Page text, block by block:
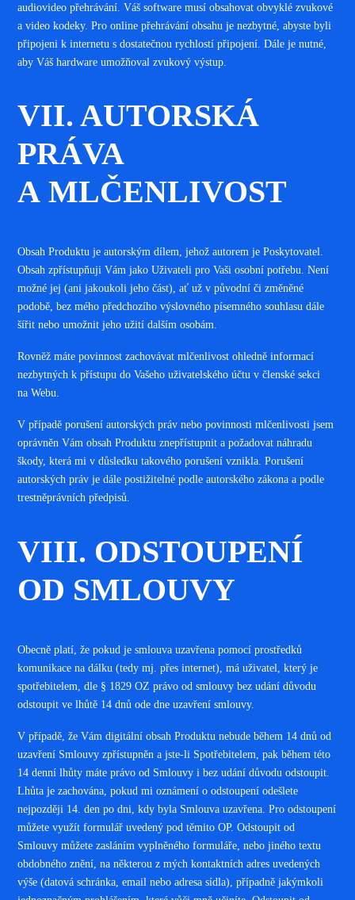
audiovideo přehrávání. Váš software musí obsahovat obvyklé zvukové
a video kodeky. Pro online přehrávání obsahu je nezbytné, abyste byli
připojeni k internetu s dostatečnou rychlostí připojení. Dále je nutné,
aby Váš hardware umožňoval zvukový výstup.
VII. AUTORSKÁ
PRÁVA
A MLČENLIVOST
Obsah Produktu je autorským dílem, jehož autorem je Poskytovatel.
Obsah zpřístupňuji Vám jako Uživateli pro Vaši osobní potřebu. Není
možné jej (ani jakoukoli jeho část), ať už v původní či změněné
podobě, bez mého předchozího výslovného písemného souhlasu dále
šířit nebo umožnit jeho užití dalším osobám.
Rovněž máte povinnost zachovávat mlčenlivost ohledně informací
nezbytných k přístupu do Vašeho uživatelského účtu v členské sekci
na Webu.
V případě porušení autorských práv nebo povinnosti mlčenlivosti jsem
oprávněn Vám obsah Produktu znepřístupnit a požadovat náhradu
škody, která mi v důsledku takového porušení vznikla. Porušení
autorských práv je dále postižitelné podle autorského zákona a podle
trestněprávních předpisů.
VIII. ODSTOUPENÍ
OD SMLOUVY
Obecně platí, že pokud je smlouva uzavřena pomocí prostředků
komunikace na dálku (tedy mj. přes internet), má uživatel, který je
spotřebitelem, dle § 1829 OZ právo od smlouvy bez udání důvodu
odstoupit ve lhůtě 14 dnů ode dne uzavření smlouvy.
V případě, že Vám digitální obsah Produktu nebude během 14 dnů od
uzavření Smlouvy zpřístupněn a jste-li Spotřebitelem, pak během této
14 denní lhůty máte právo od Smlouvy i bez udání důvodu odstoupit.
Lhůta je zachována, pokud mi oznámení o odstoupení odešlete
nejpozději 14. den po dni, kdy byla Smlouva uzavřena. Pro odstoupení
můžete využít formulář uvedený pod těmito OP. Odstoupit od
Smlouvy můžete zasláním vyplněného formuláře, nebo jiného textu
obdobného znění, na některou z mých kontaktních adres uvedených
výše (datová schránka, email nebo adresa sídla), případně jakýmkoli